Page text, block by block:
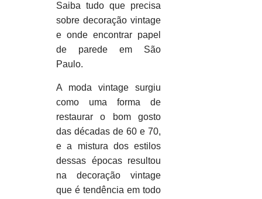
Saiba tudo que precisa
sobre decoração vintage
e onde encontrar papel
de parede em São
Paulo.
A moda vintage surgiu
como uma forma de
restaurar o bom gosto
das décadas de 60 e 70,
e a mistura dos estilos
dessas épocas resultou
na decoração vintage
que é tendência em todo